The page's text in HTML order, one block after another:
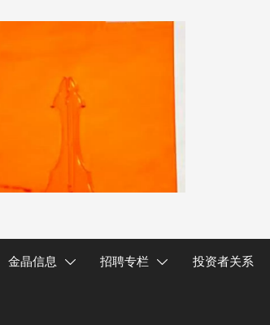
金晶信息  招聘专栏  投资者关系